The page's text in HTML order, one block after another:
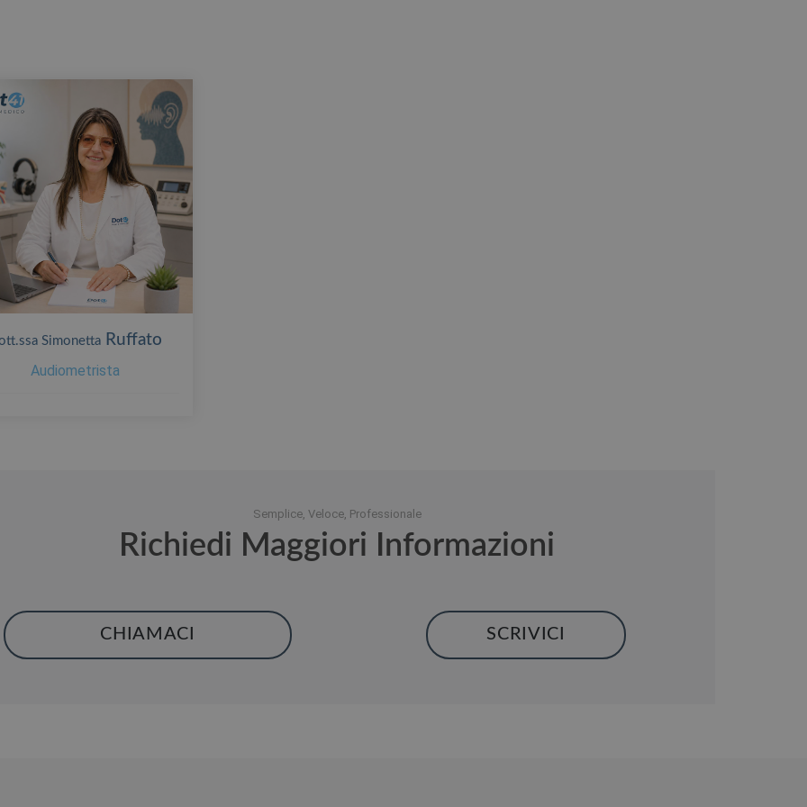
Simonetta Ruffato
Audiometrista
Semplice, Veloce, Professionale
Richiedi Maggiori Informazioni
CHIAMACI SCRIVICI